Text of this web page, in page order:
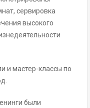
сервировка
высокого
и мастер-классы по
были